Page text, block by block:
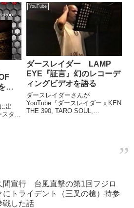
ティス
んの足
。（二
今...
PUNPEE『夢追人 feat.
KREVA』のMVの中で登場する
2037年の未来ラジオの制作につ
語
出
スタイ
YouTube
ダースレイダー LAMP
EYE『証言』幻のレコーデ
ィングビデオを語る
ダースレイダーさんが
YouTube『ダースレイダーⅹKEN
THE 390, TARO SOUL,
間宣行 台風直撃の第1回フジロ
にトライデント（三叉の槍）持参
戦した話